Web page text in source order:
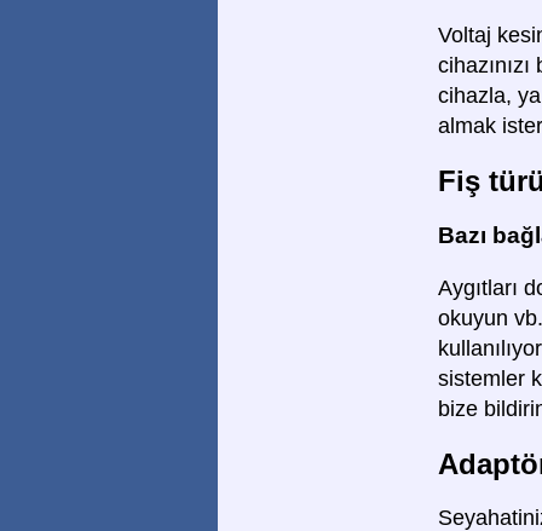
Voltaj
cihazla,
almak
Fiş
Bazı
Aygıtları
okuyun
sistemler
bize